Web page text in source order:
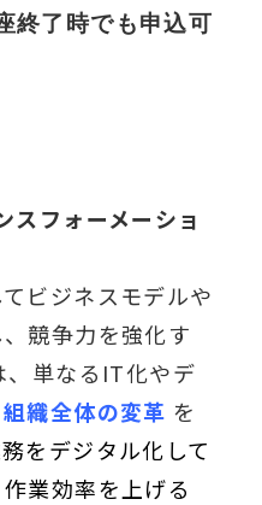
終了時でも申込可
スフォーメーショ
ビジネスモデルや
競争力を強化す
、単なるIT化やデ
組織全体の変革 を
をデジタル化して
業効率を上げる